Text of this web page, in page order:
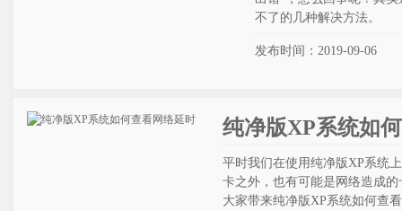
不了的几种解决方法。
发布时间：2019-09-06
纯净版XP系统如
平时我们在使用纯净版XP系统
卡之外，也有可能是网络造成
大家带来纯净版XP系统如何查